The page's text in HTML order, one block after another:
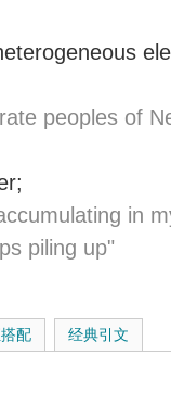
peoples of
in
piling up"
：配 经典引文